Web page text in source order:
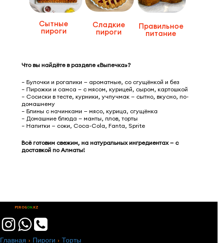
Сытные
пироги
Сладкие
пироги
Правильное
питание
Что вы найдёте в разделе «Выпечка»?
– Булочки и рогалики — ароматные, со сгущёнкой и без
– Пирожки и самса — с мясом, курицей, сыром, картошкой
– Сосиски в тесте, курники, учпучмак — сытно, вкусно, по-
домашнему
– Блины с начинками — мясо, курица, сгущёнка
– Домашние блюда — манты, плов, торты
– Напитки — соки, Coca-Cola, Fanta, Sprite
Всё готовим свежим, на натуральных ингредиентах — с
доставкой по Алматы!
PIROGON.KZ
Главная › Пироги › Торты


